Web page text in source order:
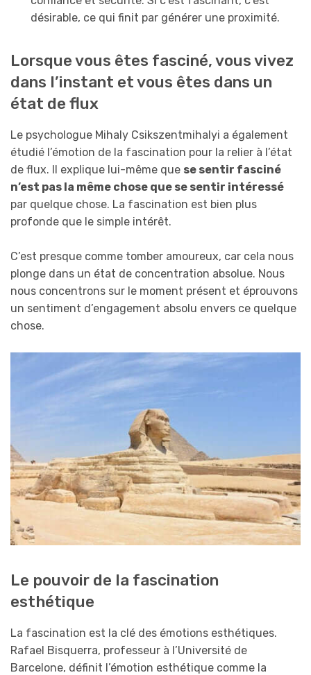
désirable, ce qui finit par générer une proximité.
Lorsque vous êtes fasciné, vous vivez
dans l’instant et vous êtes dans un
état de flux
Le psychologue Mihaly Csikszentmihalyi a également
étudié l’émotion de la fascination pour la relier à l’état
de flux. Il explique lui-même que se sentir fasciné
n’est pas la même chose que se sentir intéressé
par quelque chose. La fascination est bien plus
profonde que le simple intérêt.
C’est presque comme tomber amoureux, car cela nous
plonge dans un état de concentration absolue. Nous
nous concentrons sur le moment présent et éprouvons
un sentiment d’engagement absolu envers ce quelque
chose.
Le pouvoir de la fascination
esthétique
La fascination est la clé des émotions esthétiques.
Rafael Bisquerra, professeur à l’Université de
Barcelone, définit l’émotion esthétique comme la